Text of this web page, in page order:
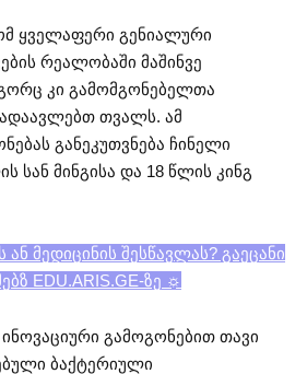
ყველაფერი გენიალური
რეალობაში მაშინვე
კი გამომგონებელთა
თვალს. ამ
განეკუთვნება ჩინელი
სან მინგისა და 18 წლის კინგ
მედიცინის შესწავლას? გაეცანი
EDU.ARIS.GE-ზე ☼
გამოგონებით თავი
ბაქტერიული